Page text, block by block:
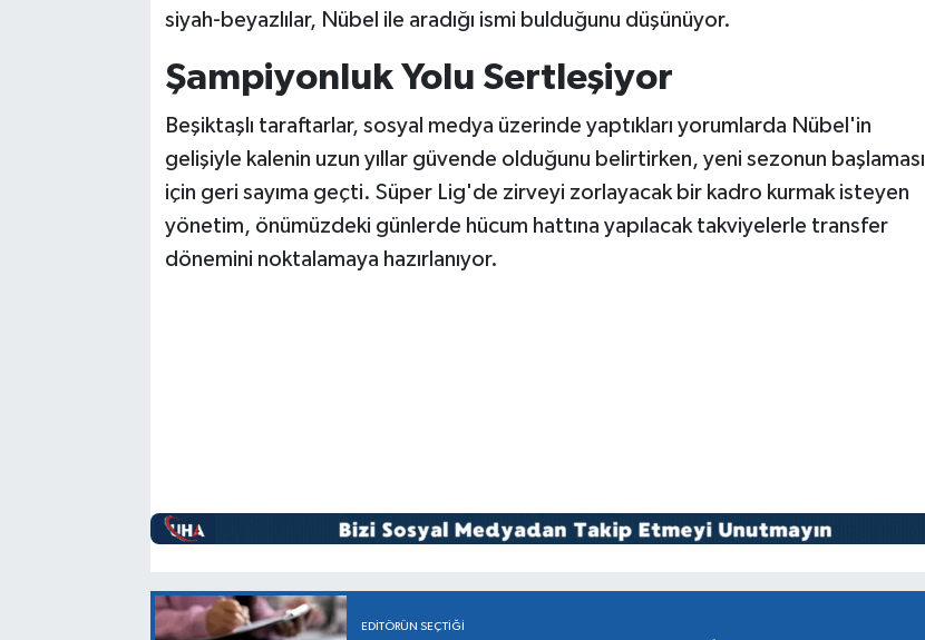
siyah-beyazlılar, Nübel ile aradığı ismi bulduğunu düşünüyor.
Şampiyonluk Yolu Sertleşiyor
Beşiktaşlı taraftarlar, sosyal medya üzerinde yaptıkları yorumlarda Nübel'in
gelişiyle kalenin uzun yıllar güvende olduğunu belirtirken, yeni sezonun başlaması
için geri sayıma geçti. Süper Lig'de zirveyi zorlayacak bir kadro kurmak isteyen
yönetim, önümüzdeki günlerde hücum hattına yapılacak takviyelerle transfer
dönemini noktalamaya hazırlanıyor.
EDITÖRÜN SEÇTIĞI